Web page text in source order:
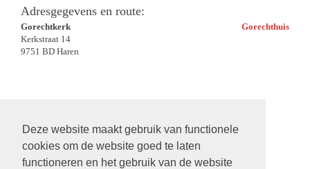
Deze website maakt gebruik van functionele
cookies om de website goed te laten
functioneren en het gebruik van de website
Adresgegevens en route:
Gorechtkerk
Gorechthuis
Kerkstraat 14
9751 BD Haren